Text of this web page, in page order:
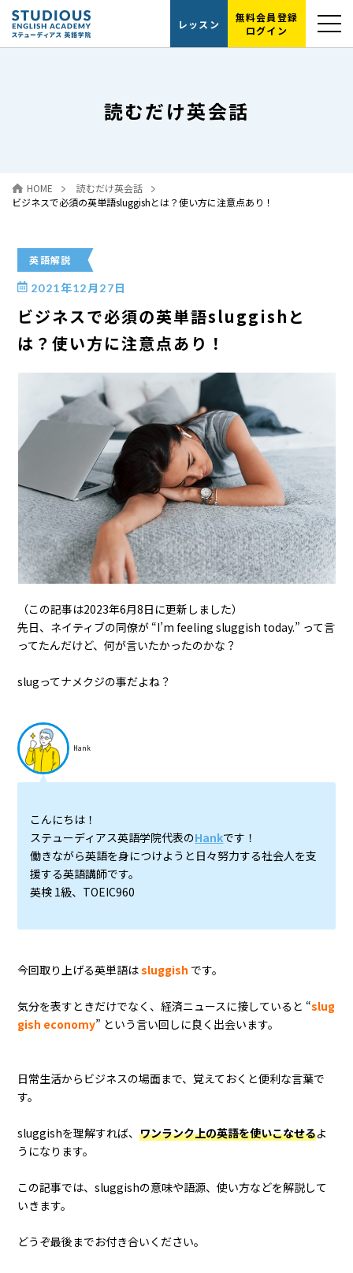
レッスンの流れ
読むだけ英会話
レッスン
無料会員登録
ログイン
読むだけ英会話
HOME
読むだけ英会話
ビジネスで必須の英単語sluggishとは？使い方に注意点あり！
英語解説
2021年12月27日
ビジネスで必須の英単語sluggishと
は？使い方に注意点あり！
（この記事は2023年6月8日に更新しました）
先日、ネイティブの同僚が “I’m feeling sluggish today.” って言
ってたんだけど、何が言いたかったのかな？
slugってナメクジの事だよね？
Hank
こんにちは！
ステューディアス英語学院代表のHankです！
働きながら英語を身につけようと日々努力する社会人を支
援する英語講師です。
英検 1級、TOEIC960
今回取り上げる英単語はsluggish です。
気分を表すときだけでなく、経済ニュースに接していると “slug
gish economy” という言い回しに良く出会います。
日常生活からビジネスの場面まで、覚えておくと便利な言葉で
す。
sluggishを理解すれば、ワンランク上の英語を使いこなせるよ
うになります。
この記事では、sluggishの意味や語源、使い方などを解説して
いきます。
どうぞ最後までお付き合いください。